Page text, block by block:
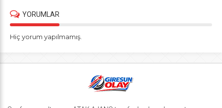
YORUMLAR
Hiç yorum yapılmamış.